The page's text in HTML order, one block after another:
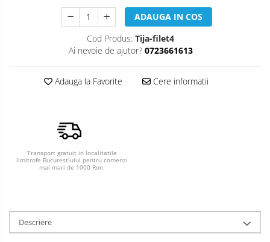
ADAUGA IN COS
Cod Produs: Tija-filet4
Ai nevoie de ajutor? 0723661613
Adauga la Favorite Cere informatii
Transport gratuit in localitatile
limitrofe Bucurestiului pentru comenzi
mai mari de 1000 Ron.
Descriere